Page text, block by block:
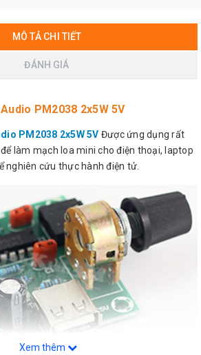
MÔ TẢ CHI TIẾT
ĐÁNH GIÁ
PM2038 2x5W 5V
PM2038 2x5W 5V Được ứng dụng rất
làm mạch loa mini cho điện thoại, laptop
nghiên cứu thực hành điện tử.
Xem thêm